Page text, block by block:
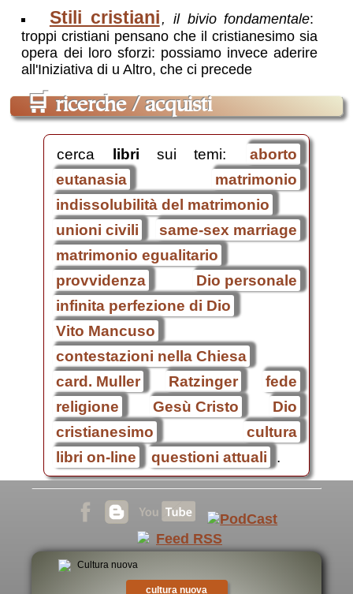
Stili cristiani , il bivio fondamentale:
troppi cristiani pensano che il cristianesimo sia
opera dei loro sforzi: possiamo invece aderire
all'Iniziativa di u Altro, che ci precede
🛒 ricerche / acquisti
cerca libri sui temi:
aborto
eutanasia
matrimonio
indissolubilità del matrimonio
unioni civili
same-sex marriage
matrimonio egualitario
provvidenza
Dio personale
infinita perfezione di Dio
Vito Mancuso
contestazioni nella Chiesa
card. Muller
Ratzinger
fede
religione
Gesù Cristo
Dio
cristianesimo
cultura
libri on-line
questioni attuali .
cultura nuova